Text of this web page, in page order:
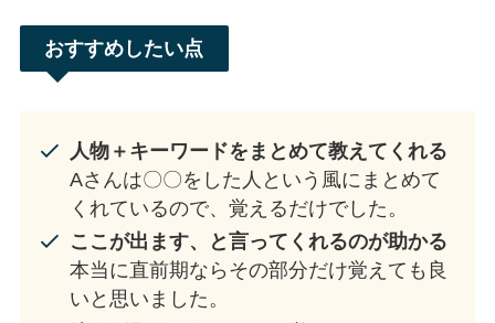
おすすめしたい点
人物＋キーワードをまとめて教えてくれる
Aさんは〇〇をした人という風にまとめて
くれているので、覚えるだけでした。
ここが出ます、と言ってくれるのが助かる
本当に直前期ならその部分だけ覚えても良
いと思いました。